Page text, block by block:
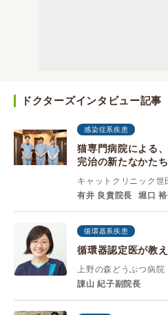
ドクターズインタビュー記事
感染症系疾患
猫専門病院による
完治の新たなかたち
キャットクリニック世
有井 良貴院長
堀口
循環器系疾患
循環器認定医が教
上野の森どうぶつ病院
諌山 紀子副院長